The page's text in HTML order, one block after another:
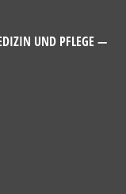
UND PFLEGE —